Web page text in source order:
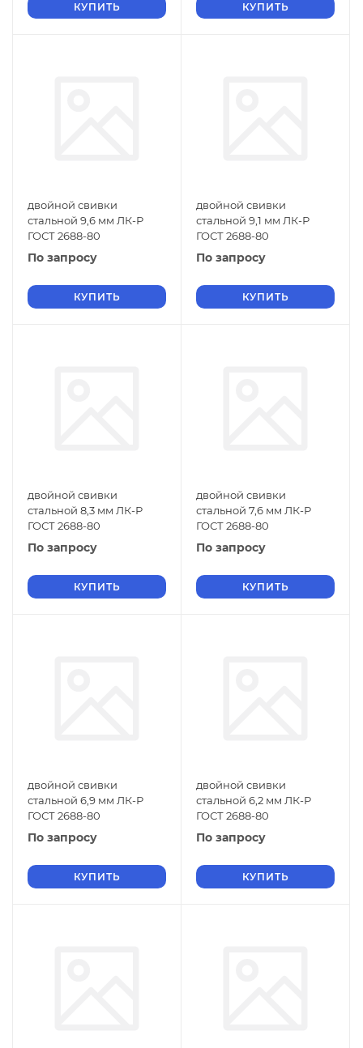
КУПИТЬ КУПИТЬ
двойной свивки
стальной 9,6 мм ЛК-Р
ГОСТ 2688-80
По запросу
КУПИТЬ
двойной свивки
стальной 9,1 мм ЛК-Р
ГОСТ 2688-80
По запросу
КУПИТЬ
двойной свивки
стальной 8,3 мм ЛК-Р
ГОСТ 2688-80
По запросу
КУПИТЬ
двойной свивки
стальной 7,6 мм ЛК-Р
ГОСТ 2688-80
По запросу
КУПИТЬ
двойной свивки
стальной 6,9 мм ЛК-Р
ГОСТ 2688-80
По запросу
КУПИТЬ
двойной свивки
стальной 6,2 мм ЛК-Р
ГОСТ 2688-80
По запросу
КУПИТЬ